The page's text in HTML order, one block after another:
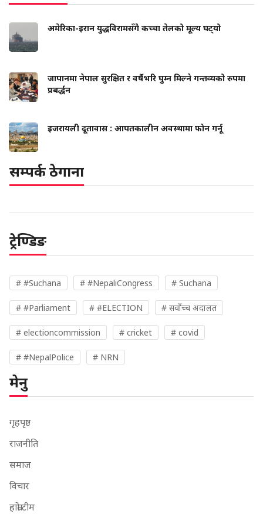
अमेरिका-इरान युद्धविरामसँगै कच्चा तेलको मूल्य घट्‍यो
जापानमा नेपाल सुरक्षित र वर्षैभरि घुम्न मिल्ने गन्तव्यको रुपमा
प्रबर्द्धन
इजरायली दूतावास : आपतकालीन अवस्थामा फोन गर्नू
सम्पर्क ठेगाना
ट्रेण्डिङ
# #Suchana # #NepaliCongress # Suchana
# #Parliament # #ELECTION # सर्वोच्च अदालत
# electioncommission # cricket # covid
# #NepalPolice # NRN
मेनु
गृहपृष्ठ
राजनीति
समाज
विचार
हाम्रो टीम